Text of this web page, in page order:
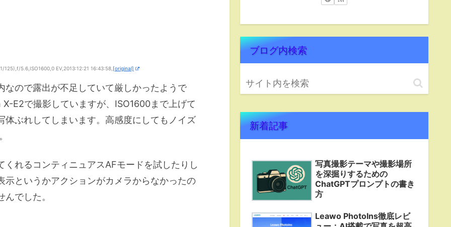
5.6,ISO1600,0 EV,2013:12:21 16:43:58, [original]
ので露出が不足していて厳しかったようで
E2で撮影していますが、ISO1600まで上げて
ぶれしてしまいます。高感度にしてもノイズ
れるコンティニュアスAFモードを試したりし
というかアクションがカメラからなかったの
でした。
ブログ内検索
新着記事
写真撮影テーマや撮影場所
を深掘りするための
ChatGPTプロンプトの書き
方
Leawo PhotoIns徹底レビ